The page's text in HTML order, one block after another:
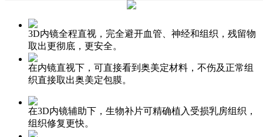
3D内镜全程直视，完全避开血管、神经和组织，残留物
取出更彻底，更安全。
在内镜直视下，可直接看到奥美定材料，不伤及正常组
织直接取出奥美定包膜。
在3D内镜辅助下，生物补片可精确植入受损乳房组织，
组织修复更快。